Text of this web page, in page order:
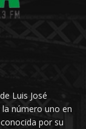
Luis José
número uno en
por su